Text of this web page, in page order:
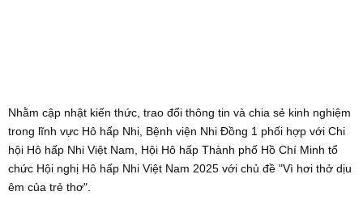
Nhằm cập nhật kiến thức, trao đổi thông tin và chia sẻ kinh nghiệm
trong lĩnh vực Hô hấp Nhi, Bệnh viện Nhi Đồng 1 phối hợp với Chi
hội Hô hấp Nhi Việt Nam, Hội Hô hấp Thành phố Hồ Chí Minh tổ
chức Hội nghị Hô hấp Nhi Việt Nam 2025 với chủ đề "Vì hơi thở dịu
êm của trẻ thơ".